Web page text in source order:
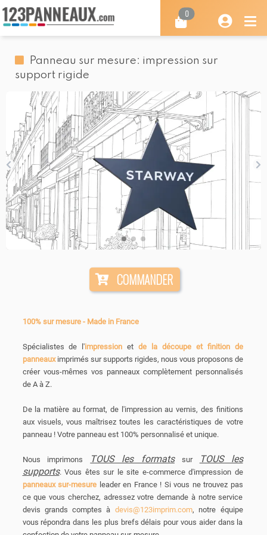
0
Panneau sur mesure: impression sur
support rigide
COMMANDER
100% sur mesure - Made in France
Spécialistes de l'impression etde la découpe et finition de
panneauximprimés sur supports rigides, nous vous proposons de
créer vous-mêmes vos panneaux complètement personnalisés
de A à Z.
De la matière au format, de l'impression au vernis, des finitions
aux visuels, vous maîtrisez toutes les caractéristiques de votre
panneau ! Votre panneau est 100% personnalisé et unique.
Nous imprimons TOUS les formatssur
TOUS les
supports. Vous êtes sur le site e-commerce d'impression de
panneaux sur-mesure leader en France ! Si vous ne trouvez pas
ce que vous cherchez, adressez votre demande à notre service
devis grands comptes à devis@123imprim.com, notre équipe
vous répondra dans les plus brefs délais pour vous aider dans la